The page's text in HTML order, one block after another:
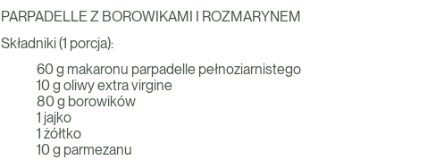
PARPADELLE Z BOROWIKAMI I ROZMARYNEM
Składniki (1 porcja):
60 g makaronu parpadelle pełnoziarnistego
10 g oliwy extra virgine
80 g borowików
1 jajko
1 żółtko
10 g parmezanu